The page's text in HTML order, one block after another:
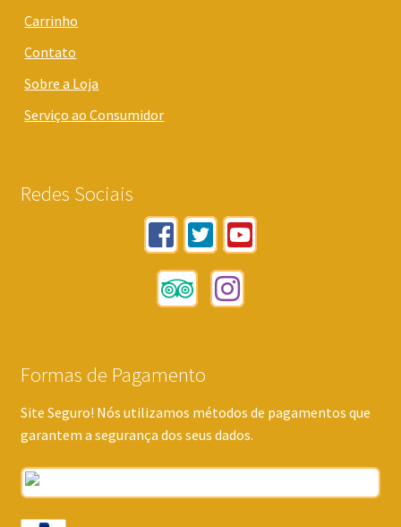
Carrinho
Contato
Sobre a Loja
Serviço ao Consumidor
Redes Sociais
Formas de Pagamento
Site Seguro! Nós utilizamos métodos de pagamentos que
garantem a segurança dos seus dados.